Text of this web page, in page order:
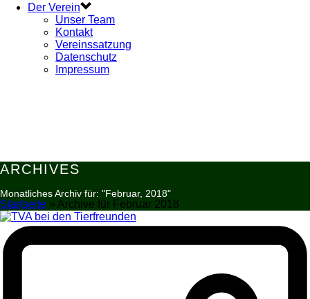
Der Verein
Unser Team
Kontakt
Vereinssatzung
Datenschutz
Impressum
ARCHIVES
Monatliches Archiv für: "Februar, 2018"
Startseite » Archive für Februar 2018